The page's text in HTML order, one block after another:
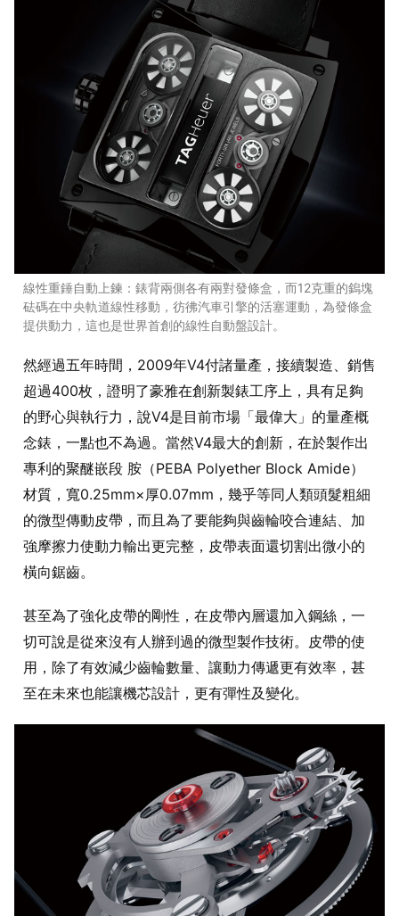
線性重錘自動上鍊：錶背兩側各有兩對發條盒，而12克重的鎢塊
砝碼在中央軌道線性移動，彷彿汽車引擎的活塞運動，為發條盒
提供動力，這也是世界首創的線性自動盤設計。
然經過五年時間，2009年V4付諸量產，接續製造、銷售
超過400枚，證明了豪雅在創新製錶工序上，具有足夠
的野心與執行力，說V4是目前市場「最偉大」的量產概
念錶，一點也不為過。當然V4最大的創新，在於製作出
專利的聚醚嵌段 胺（PEBA Polyether Block Amide）
材質，寬0.25mm×厚0.07mm，幾乎等同人類頭髮粗細
的微型傳動皮帶，而且為了要能夠與齒輪咬合連結、加
強摩擦力使動力輸出更完整，皮帶表面還切割出微小的
橫向鋸齒。
甚至為了強化皮帶的剛性，在皮帶內層還加入鋼絲，一
切可說是從來沒有人辦到過的微型製作技術。皮帶的使
用，除了有效減少齒輪數量、讓動力傳遞更有效率，甚
至在未來也能讓機芯設計，更有彈性及變化。